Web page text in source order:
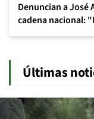
Denuncian a José
cadena nacional:
Últimas